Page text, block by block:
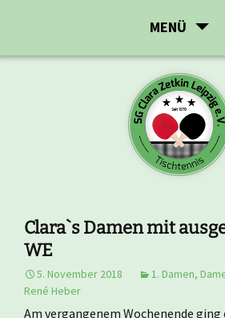
MENÜ
Clara`s Damen mit
WE
5. November 2018 1. Damen,
René Heber
Am vergangenem Wochenende ging